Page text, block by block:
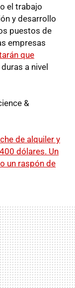
el trabajo
y desarrollo
puestos de
empresas
que
duras a nivel
&
de alquiler y
dólares. Un
un raspón de